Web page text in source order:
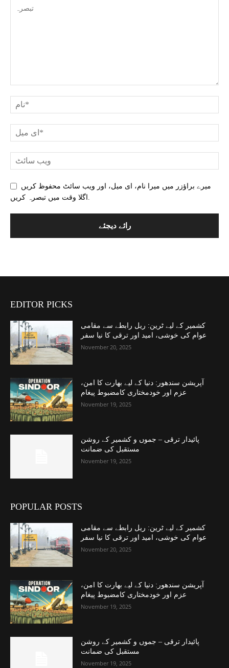
میرے براؤزر میں میرا نام، ای میل، اور ویب سائٹ محفوظ کریں
اگلا وقت میں تبصرہ کریں.
EDITOR PICKS
کشمیر کے لیے ٹرین: ریل رابطے سے مقامی
عوام کی خوشی، امید اور ترقی کا نیا سفر
November 20, 2025
آپریشن سندھور: دنیا کے لیے بھارت کا امن،
عزم اور خودمختاری کامضبوط پیغام
November 19, 2025
پائیدار ترقی – جموں و کشمیر کے روشن
مستقبل کی ضمانت
November 19, 2025
POPULAR POSTS
کشمیر کے لیے ٹرین: ریل رابطے سے مقامی
عوام کی خوشی، امید اور ترقی کا نیا سفر
November 20, 2025
آپریشن سندھور: دنیا کے لیے بھارت کا امن،
عزم اور خودمختاری کامضبوط پیغام
November 19, 2025
پائیدار ترقی – جموں و کشمیر کے روشن
مستقبل کی ضمانت
November 19, 2025